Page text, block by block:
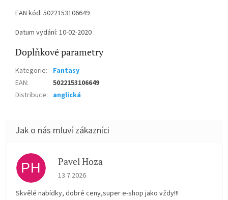
EAN kód: 5022153106649
Datum vydání: 10-02-2020
Doplňkové parametry
Kategorie:
Fantasy
EAN:
5022153106649
Distribuce: anglická
PH Pavel Hoza
Hodnocení obchodu je 5 z 5 hvězdiček.
13.7.2026
Skvělé nabídky, dobré ceny,super e-shop jako vždy!!!